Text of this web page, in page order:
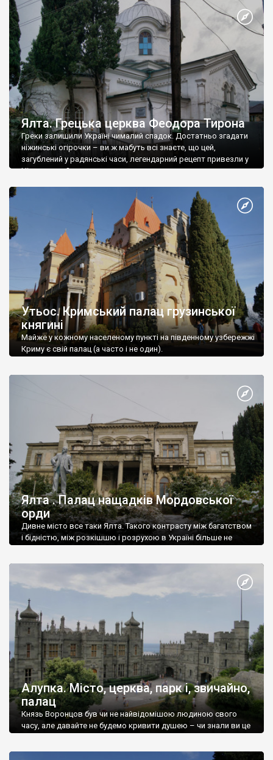
Ялта. Грецька церква Феодора Тирона
Греки залишили Україні чималий спадок. Достатньо згадати
ніжинські огірочки – ви ж мабуть всі знаєте, що цей,
загублений у радянські часи, легендарний рецепт привезли у
Ніжин греки?
Утьос. Кримський палац грузинської
княгині
Майже у кожному населеному пункті на південному узбережжі
Криму є свій палац (а часто і не один).
Ялта . Палац нащадків Мордовської
орди
Дивне місто все таки Ялта. Такого контрасту між багатством
і бідністю, між розкішшю і розрухою в Україні більше не
Алупка. Місто, церква, парк і, звичайно,
палац
Князь Воронцов був чи не найвідомішою людиною свого
часу, але давайте не будемо кривити душею – чи знали ви це